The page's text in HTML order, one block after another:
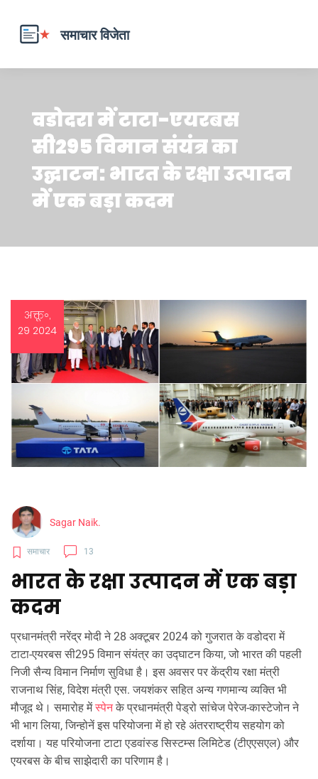
वडोदरा में टाटा-एयरबस
सी295 विमान संयंत्र का
उद्घाटन: भारत के रक्षा उत्पादन
में एक बड़ा कदम
अक्तू॰,
29 2024
Sagar Naik.
समाचार 13
भारत के रक्षा उत्पादन में एक बड़ा
कदम
प्रधानमंत्री नरेंद्र मोदी ने 28 अक्टूबर 2024 को गुजरात के वडोदरा में
टाटा-एयरबस सी295 विमान संयंत्र का उद्घाटन किया, जो भारत की पहली
निजी सैन्य विमान निर्माण सुविधा है। इस अवसर पर केंद्रीय रक्षा मंत्री
राजनाथ सिंह, विदेश मंत्री एस. जयशंकर सहित अन्य गणमान्य व्यक्ति भी
मौजूद थे। समारोह मेंस्पेनके प्रधानमंत्री पेड्रो सांचेज पेरेज-कास्टेजोन ने
भी भाग लिया, जिन्होनें इस परियोजना में हो रहे अंतरराष्ट्रीय सहयोग को
दर्शाया। यह परियोजना टाटा एडवांस्ड सिस्टम्स लिमिटेड (टीएएसएल) और
एयरबस के बीच साझेदारी का परिणाम है।